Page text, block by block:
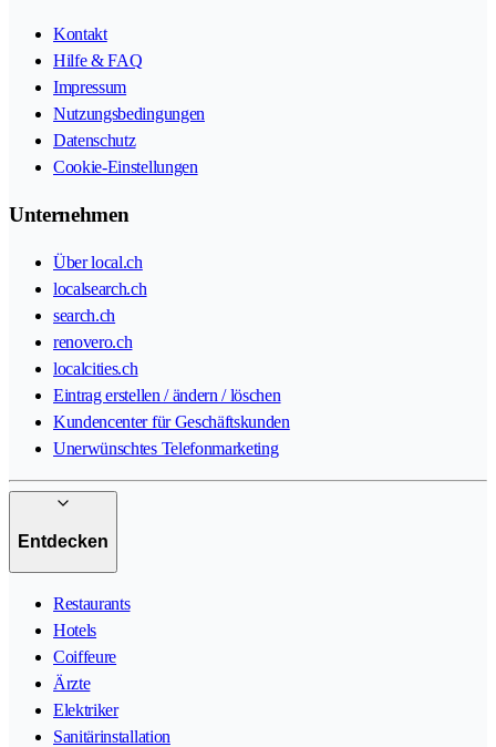
Kontakt
Hilfe & FAQ
Impressum
Nutzungsbedingungen
Datenschutz
Cookie-Einstellungen
Unternehmen
Über local.ch
localsearch.ch
search.ch
renovero.ch
localcities.ch
Eintrag erstellen / ändern / löschen
Kundencenter für Geschäftskunden
Unerwünschtes Telefonmarketing
Entdecken
Restaurants
Hotels
Coiffeure
Ärzte
Elektriker
Sanitärinstallation